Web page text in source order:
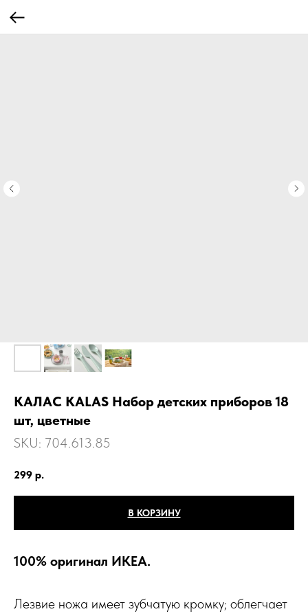
КАЛАС KALAS Набор детских приборов 18
шт, цветные
SKU: 704.613.85
299 р.
В КОРЗИНУ
100% оригинал ИКЕА.
Лезвие ножа имеет зубчатую кромку; облегчает